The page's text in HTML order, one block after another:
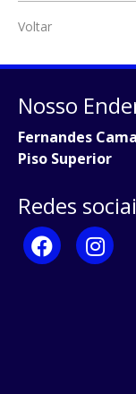
Voltar
Nosso
Fernandes
Piso Superior
Redes